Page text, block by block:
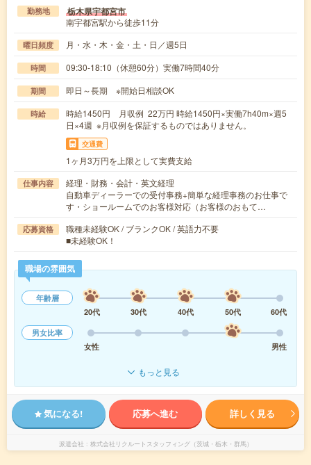
勤務地 栃木県宇都宮市
南宇都宮駅から徒歩11分
曜日頻度 月・水・木・金・土・日／週5日
時間 09:30-18:10（休憩60分）実働7時間40分
期間 即日～長期 ※開始日相談OK
時給
時給1450円 月収例 22万円 時給1450円×実働7h40m×週5
日×4週 ※月収例を保証するものではありません。
交通費
1ヶ月3万円を上限として実費支給
仕事内容
経理・財務・会計・英文経理
自動車ディーラーでの受付事務+簡単な経理事務のお仕事で
す・ショールームでのお客様対応（お客様のおもて…
応募資格
職種未経験OK / ブランクOK / 英語力不要
■未経験OK！
職場の雰囲気
年齢層
20代
30代 40代 50代
60代
男女比率
女性
男性
もっと見る
気になる! 応募へ進む 詳しく見る
派遣会社 株式会社リクルートスタッフィング（茨城・栃木・群馬）